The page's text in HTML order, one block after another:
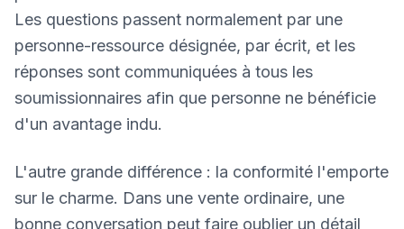
Les questions passent normalement par une
personne-ressource désignée, par écrit, et les
réponses sont communiquées à tous les
soumissionnaires afin que personne ne bénéficie
d'un avantage indu.
L'autre grande différence : la conformité l'emporte
sur le charme. Dans une vente ordinaire, une
bonne conversation peut faire oublier un détail